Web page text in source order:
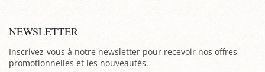
NEWSLETTER
Inscrivez-vous à notre newsletter pour recevoir nos offres
promotionnelles et les nouveautés.